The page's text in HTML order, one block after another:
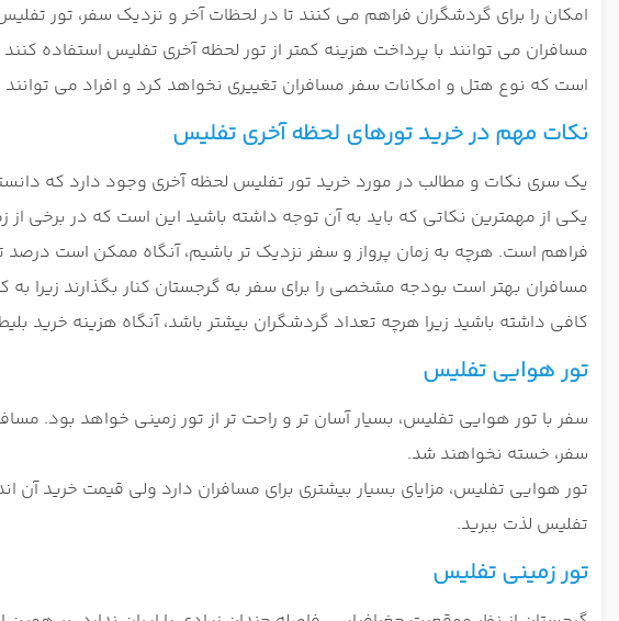
امکان را برای گردشگران فراهم می کنند تا در لحظات آخر و نزدیک سفر، تور
مسافران می توانند با پرداخت هزینه کمتر از تور لحظه آخری تفلیس استفاده
است که نوع هتل و امکانات سفر مسافران تغییری نخواهد کرد و افراد می
نکات مهم در خرید تورهای لحظه آخری تفلیس
یک سری نکات و مطالب در مورد خرید تور تفلیس لحظه آخری وجود دارد که
یکی از مهمترین نکاتی که باید به آن توجه داشته باشید این است که در برخی
فراهم است. هرچه به زمان پرواز و سفر نزدیک تر باشیم، آنگاه ممکن است درصد
مسافران بهتر است بودجه مشخصی را برای سفر به گرجستان کنار بگذارند زیرا
کافی داشته باشید زیرا هرچه تعداد گردشگران بیشتر باشد، آنگاه هزینه خرید
تور هوایی تفلیس
سفر با تور هوایی تفلیس، بسیار آسان تر و راحت تر از تور زمینی خواهد بود.
سفر، خسته نخواهند شد.
تور هوایی تفلیس، مزایای بسیار بیشتری برای مسافران دارد ولی قیمت خرید
تفلیس لذت ببرید.
تور زمینی تفلیس